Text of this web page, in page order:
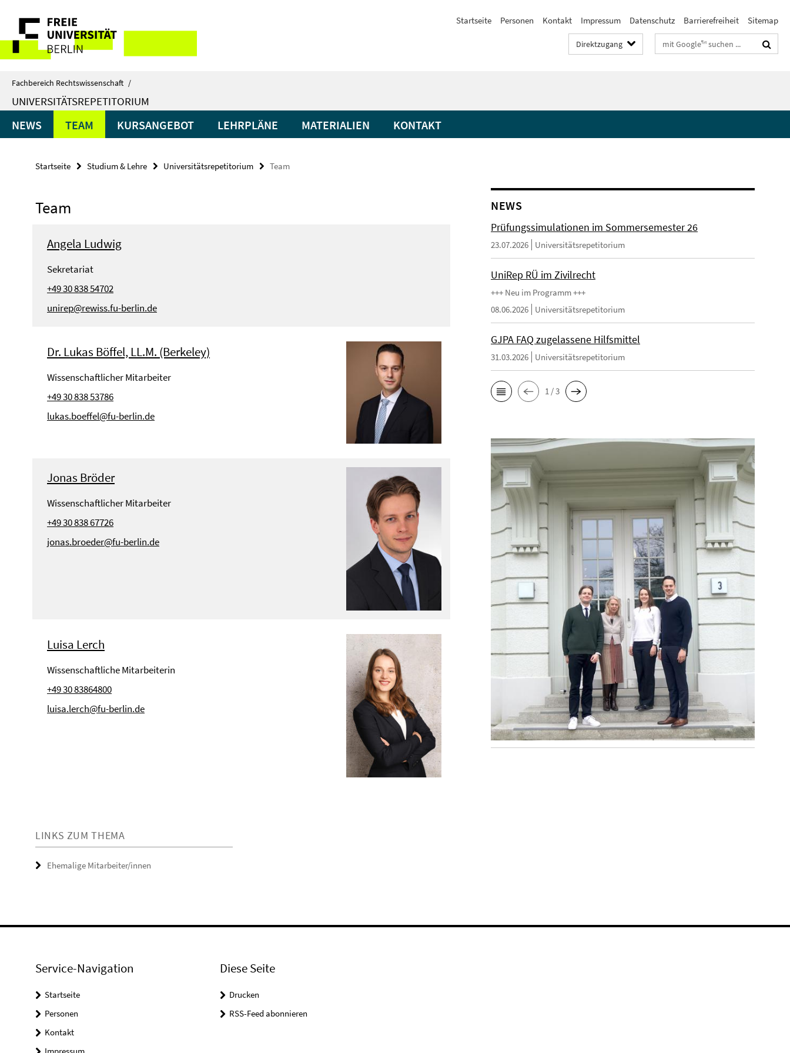
direkt
Inhalt
Service-
Navigation
Startseite Personen Kontakt Impressum Datenschutz Barrierefreiheit Sitemap
Direktzugang Suchbegriffe
Fachbereich Rechtswissenschaft /
UNIVERSITÄTSREPETITORIUM
NEWS TEAM KURSANGEBOT LEHRPLÄNE MATERIALIEN KONTAKT
Startseite Studium & Lehre Universitätsrepetitorium Team
Team
Angela Ludwig
Sekretariat
+49 30 838 54702
unirep@rewiss.fu-berlin.de
Dr. Lukas Böffel, LL.M. (Berkeley)
Wissenschaftlicher Mitarbeiter
+49 30 838 53786
lukas.boeffel@fu-berlin.de
Jonas Bröder
Wissenschaftlicher Mitarbeiter
+49 30 838 67726
jonas.broeder@fu-berlin.de
Luisa Lerch
Wissenschaftliche Mitarbeiterin
+49 30 83864800
luisa.lerch@fu-berlin.de
LINKS ZUM THEMA
Ehemalige Mitarbeiter/innen
NEWS
Prüfungssimulationen im Sommersemester 26
23.07.2026 Universitätsrepetitorium
UniRep RÜ im Zivilrecht
+++ Neu im Programm +++
08.06.2026
Universitätsrepetitorium
GJPA FAQ zugelassene Hilfsmittel
31.03.2026 Universitätsrepetitorium
1 / 3
Service-Navigation
Startseite
Personen
Kontakt
Impressum
Diese Seite
Drucken
RSS-Feed abonnieren